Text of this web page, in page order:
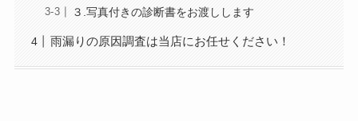
３.写真付きの診断書をお渡しします
雨漏りの原因調査は当店にお任せください！